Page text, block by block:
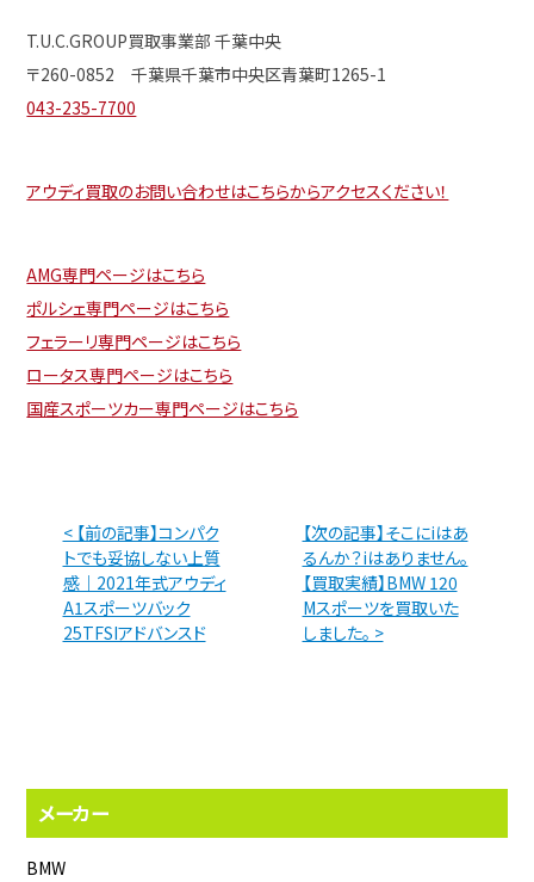
T.U.C.GROUP買取事業部 千葉中央
〒260-0852 千葉県千葉市中央区青葉町1265-1
043-235-7700
アウディ買取のお問い合わせはこちらからアクセスください！
AMG専門ページはこちら
ポルシェ専門ページはこちら
フェラーリ専門ページはこちら
ロータス専門ページはこちら
国産スポーツカー専門ページはこちら
< 【前の記事】コンパク
トでも妥協しない上質
感｜2021年式アウディ
A1スポーツバック
25TFSIアドバンスド
【次の記事】そこにiはあ
るんか？iはありません。
【買取実績】BMW 120
Mスポーツを買取いた
しました。 >
メーカー
BMW